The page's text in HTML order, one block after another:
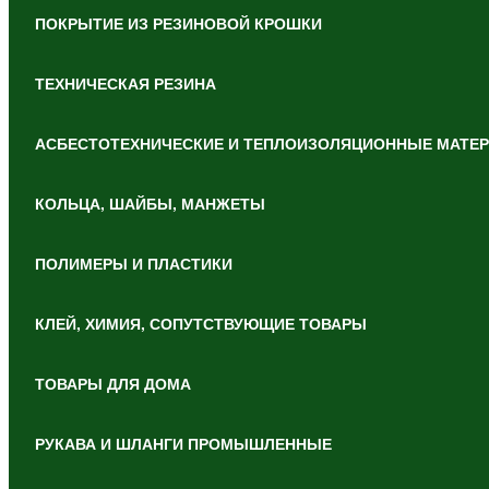
ПОКРЫТИЕ ИЗ РЕЗИНОВОЙ КРОШКИ
ТЕХНИЧЕСКАЯ РЕЗИНА
АСБЕСТОТЕХНИЧЕСКИЕ И ТЕПЛОИЗОЛЯЦИОННЫЕ
КОЛЬЦА, ШАЙБЫ, МАНЖЕТЫ
ПОЛИМЕРЫ И ПЛАСТИКИ
КЛЕЙ, ХИМИЯ, СОПУТСТВУЮЩИЕ ТОВАРЫ
ТОВАРЫ ДЛЯ ДОМА
РУКАВА И ШЛАНГИ ПРОМЫШЛЕННЫЕ